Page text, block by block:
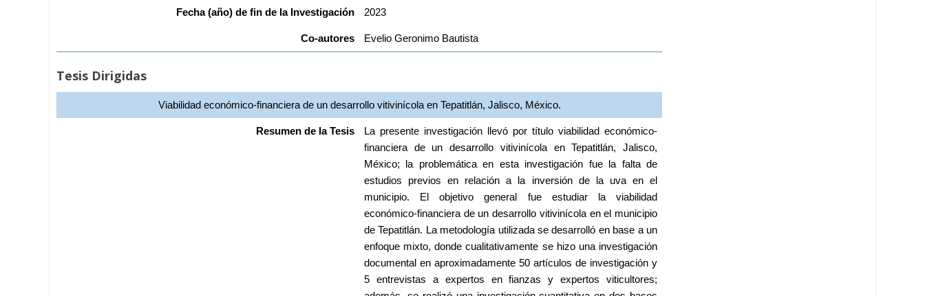
Fecha (año) de fin de la Investigación 2023
Co-autores Evelio Geronimo Bautista
Tesis Dirigidas
Viabilidad económico-financiera de un desarrollo vitivinícola en Tepatitlán, Jalisco, México.
Resumen de la Tesis
La presente investigación llevó por título viabilidad económico-
financiera de un desarrollo vitivinícola en Tepatitlán, Jalisco,
México; la problemática en esta investigación fue la falta de
estudios previos en relación a la inversión de la uva en el
municipio. El objetivo general fue estudiar la viabilidad
económico-financiera de un desarrollo vitivinícola en el municipio
de Tepatitlán. La metodología utilizada se desarrolló en base a un
enfoque mixto, donde cualitativamente se hizo una investigación
documental en aproximadamente 50 artículos de investigación y
5 entrevistas a expertos en fianzas y expertos viticultores;